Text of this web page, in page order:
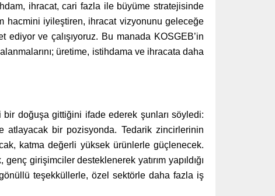
ihracat, cari fazla ile büyüme stratejisinde
hacmini iyileştiren, ihracat vizyonunu geleceğe
ve çalışıyoruz. Bu manada KOSGEB’in
üretime, istihdama ve ihracata daha
doğuşa gittiğini ifade ederek şunları söyledi:
atlayacak bir pozisyonda. Tedarik zincirlerinin
katma değerli yüksek ürünlerle güçlenecek.
girişimciler desteklenerek yatırım yapıldığı
teşekküllerle, özel sektörle daha fazla iş